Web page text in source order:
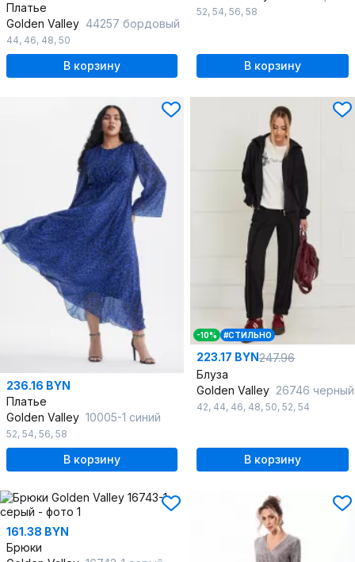
Платье
Golden Valley 44257 бордовый
44, 46, 48, 50
В корзину
52, 54, 56, 58
В корзину
236.16 BYN
Платье
Golden Valley 10005-1 синий
52, 54, 56, 58
В корзину
-10% #СТИЛЬНО
223.17 BYN247.96
Блуза
Golden Valley 26746 черный
42, 44, 46, 48, 50, 52, 54
В корзину
161.38 BYN
Брюки